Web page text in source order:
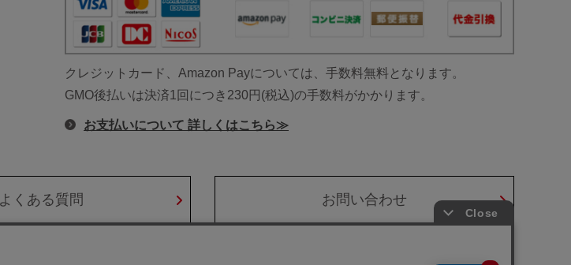
クレジットカード、Amazon Payについては、手数料無料となります。
GMO後払いは決済1回につき230円(税込)の手数料がかかります。
お支払いについて 詳しくはこちら≫
よくある質問 お問い合わせ